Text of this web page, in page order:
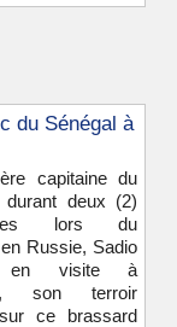
du Sénégal à
capitaine du
durant deux (2)
lors du
Russie, Sadio
en visite à
son terroir
ce brassard